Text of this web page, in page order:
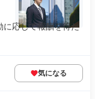
に応じて報酬を得た
気になる